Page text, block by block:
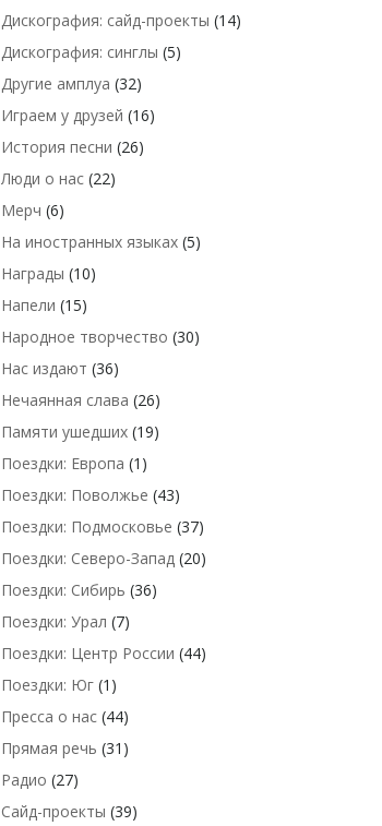
Дискография: сайд-проекты (14)
Дискография: синглы (5)
Другие амплуа (32)
Играем у друзей (16)
История песни (26)
Люди о нас (22)
Мерч (6)
На иностранных языках (5)
Награды (10)
Напели (15)
Народное творчество (30)
Нас издают (36)
Нечаянная слава (26)
Памяти ушедших (19)
Поездки: Европа (1)
Поездки: Поволжье (43)
Поездки: Подмосковье (37)
Поездки: Северо-Запад (20)
Поездки: Сибирь (36)
Поездки: Урал (7)
Поездки: Центр России (44)
Поездки: Юг (1)
Пресса о нас (44)
Прямая речь (31)
Радио (27)
Сайд-проекты (39)